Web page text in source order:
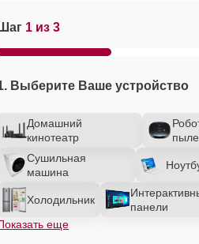
Шаг 1 из 3
Выберите Ваше устройство
Домашний
кинотеатр
Сушильная
машина
Холодильник
панели
еще